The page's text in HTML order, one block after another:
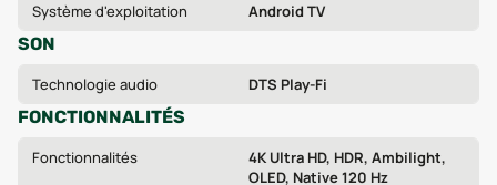
Système d'exploitation Android TV
SON
Technologie audio DTS Play-Fi
FONCTIONNALITÉS
Fonctionnalités
4K Ultra HD, HDR, Ambilight,
OLED, Native 120 Hz